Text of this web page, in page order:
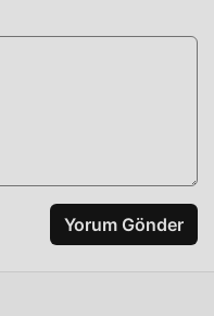
oyna, ne
Yorum Gönder